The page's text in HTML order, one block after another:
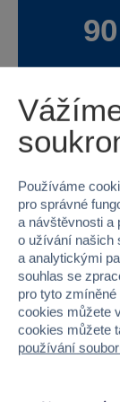
Napište
Doporučuji
Krásný
Používáme
pro správné
a návštěvnosti a
o užívání našich
a analytickými
souhlas se
pro tyto
cookies můžete
cookies můžete
používání